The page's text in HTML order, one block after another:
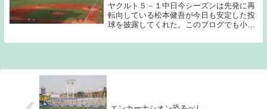
ヤクルト５－１中日今シーズンは先発に再
転向している松本健吾が今日も安定した投
球を披露してくれた。このブログでも小川
と書かせてもらっていたのだが、本当にそ